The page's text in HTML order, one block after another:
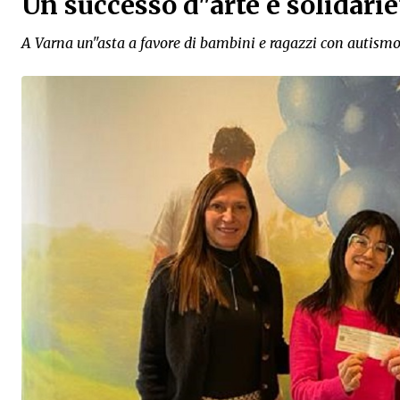
A Varna un"asta a favore di bambini e ragazzi con autismo